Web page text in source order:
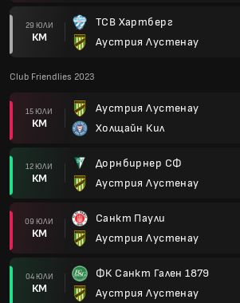
29 ЮЛИ
КМ
ТСВ Хартберг
Аустрия Лустенау
Club Friendlies 2023
15 ЮЛИ
КМ
Аустрия Лустенау
Холщайн Кил
12 ЮЛИ
КМ
Дорнбирнер СФ
Аустрия Лустенау
09 ЮЛИ
КМ
Санкт Паули
Аустрия Лустенау
04 ЮЛИ
КМ
ФК Санкт Гален 1879
Аустрия Лустенау